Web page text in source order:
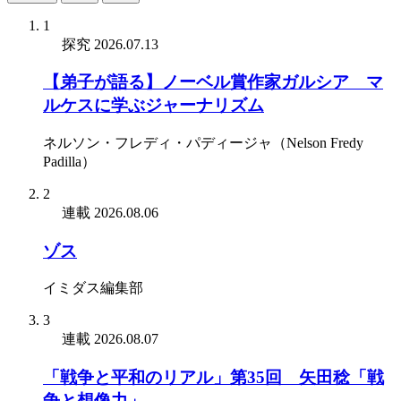
1
探究 2026.07.13
【弟子が語る】ノーベル賞作家ガルシア゠マ
ルケスに学ぶジャーナリズム
ネルソン・フレディ・パディージャ（Nelson Fredy
Padilla）
2
連載 2026.08.06
ゾス
イミダス編集部
3
連載 2026.08.07
「戦争と平和のリアル」第35回 矢田稔「戦